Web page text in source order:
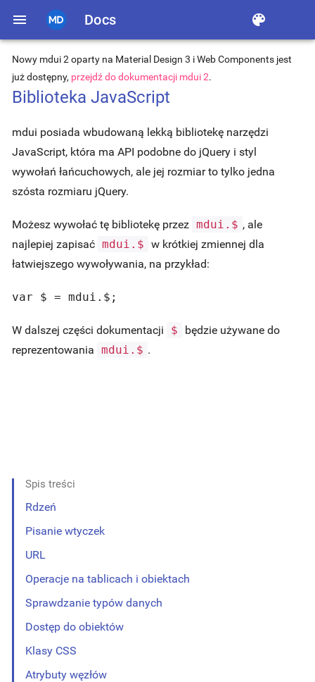
menu Docs color_lens
Nowy mdui 2 oparty na Material Design 3 i Web Components jest
już dostępny, przejdź do dokumentacji mdui 2.
Biblioteka JavaScript
mdui posiada wbudowaną lekką bibliotekę narzędzi
JavaScript, która ma API podobne do jQuery i styl
wywołań łańcuchowych, ale jej rozmiar to tylko jedna
szósta rozmiaru jQuery.
Możesz wywołać tę bibliotekę przez mdui.$ , ale
najlepiej zapisać mdui.$ w krótkiej zmiennej dla
łatwiejszego wywoływania, na przykład:
var $ = mdui.$;
W dalszej części dokumentacji $
będzie używane do
reprezentowania mdui.$ .
Spis treści
Rdzeń
Pisanie wtyczek
URL
Operacje na tablicach i obiektach
Sprawdzanie typów danych
Dostęp do obiektów
Klasy CSS
Atrybuty węzłów